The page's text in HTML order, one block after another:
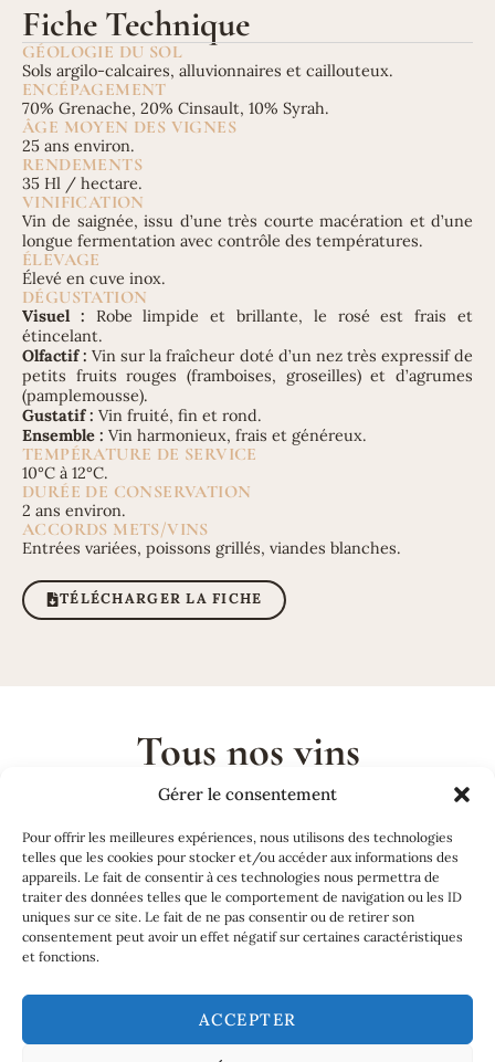
Gérer le consentement
Pour offrir les meilleures expériences, nous utilisons des technologies
telles que les cookies pour stocker et/ou accéder aux informations des
appareils. Le fait de consentir à ces technologies nous permettra de
traiter des données telles que le comportement de navigation ou les ID
uniques sur ce site. Le fait de ne pas consentir ou de retirer son
consentement peut avoir un effet négatif sur certaines caractéristiques
et fonctions.
ACCEPTER
Fiche Technique
GÉOLOGIE DU SOL
Sols argilo-calcaires, alluvionnaires et caillouteux.
ENCÉPAGEMENT
70% Grenache, 20% Cinsault, 10% Syrah.
ÂGE MOYEN DES VIGNES
25 ans environ.
RENDEMENTS
35 Hl / hectare.
VINIFICATION
Vin de saignée, issu d’une très courte macération et d’une
longue fermentation avec contrôle des températures.
ÉLEVAGE
Élevé en cuve inox.
DÉGUSTATION
Visuel : Robe limpide et brillante, le rosé est frais et
étincelant.
Olfactif : Vin sur la fraîcheur doté d’un nez très expressif de
petits fruits rouges (framboises, groseilles) et d’agrumes
(pamplemousse).
Gustatif : Vin fruité, fin et rond.
Ensemble : Vin harmonieux, frais et généreux.
TEMPÉRATURE DE SERVICE
10°C à 12°C.
DURÉE DE CONSERVATION
2 ans environ.
ACCORDS METS/VINS
Entrées variées, poissons grillés, viandes blanches.
TÉLÉCHARGER LA FICHE
Tous nos vins